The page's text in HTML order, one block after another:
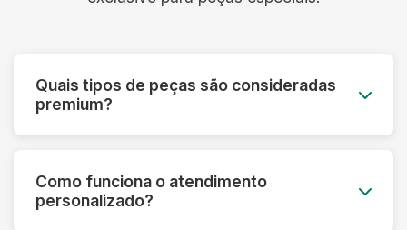
Quais tipos de peças são consideradas
premium?
vintage, uniformes especiais e qualquer peça de
alto valor monetário ou sentimental.
Como funciona o atendimento
personalizado?